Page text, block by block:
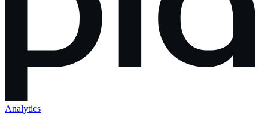
Analytics